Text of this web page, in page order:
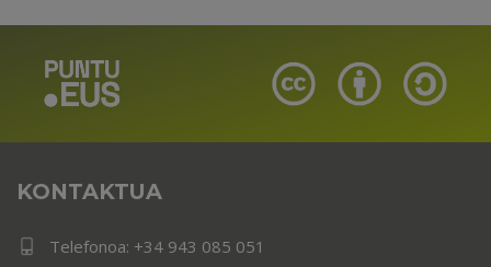
KONTAKTUA
Telefonoa: +34 943 085 051